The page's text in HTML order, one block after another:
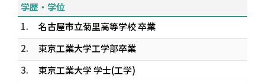
学歴・学位
1.
名古屋市立菊里高等学校 卒業
2.
東京工業大学工学部卒業
3.
東京工業大学 学士(工学)